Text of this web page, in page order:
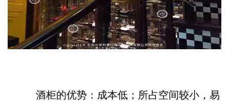
酒柜的优势：成本低；所占空间较小，易